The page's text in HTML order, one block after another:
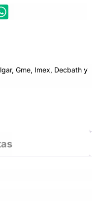
Gme, Imex, Decbath y